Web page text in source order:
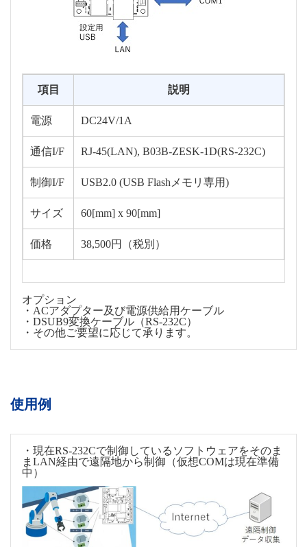
項目 説明
電源 DC24V/1A
通信I/F RJ-45(LAN), B03B-ZESK-1D(RS-232C)
制御I/F USB2.0 (USB Flashメモリ専用)
サイズ 60[mm] x 90[mm]
価格 38,500円（税別）
オプション
・ACアダプター及び電源供給用ケーブル
・DSUB9変換ケーブル（RS-232C）
・その他ご要望に応じて承ります。
使用例
・現在RS-232Cで制御しているソフトウェアをそのま
まLAN経由で遠隔地から制御（仮想COMは現在準備
中）